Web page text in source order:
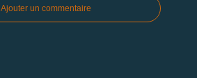
Ajouter un commentaire